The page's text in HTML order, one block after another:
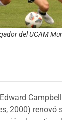
del UCAM
Campbell
2000) renovó